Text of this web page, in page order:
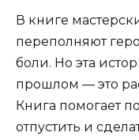
В книге
переполняют
боли. Но эта
прошлом — это
Книга помогает
отпустить и